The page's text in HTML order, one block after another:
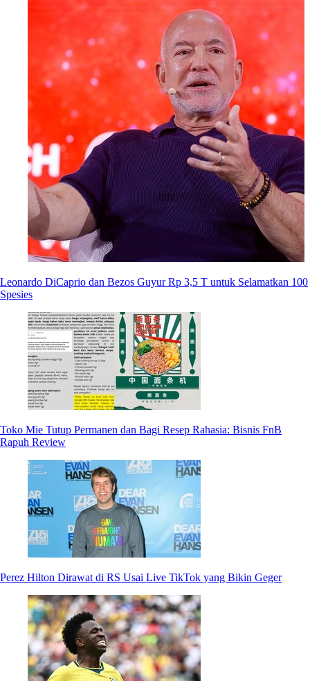
Leonardo DiCaprio dan Bezos Guyur Rp 3,5 T untuk Selamatkan 100
Spesies
Toko Mie Tutup Permanen dan Bagi Resep Rahasia: Bisnis FnB
Rapuh Review
Perez Hilton Dirawat di RS Usai Live TikTok yang Bikin Geger